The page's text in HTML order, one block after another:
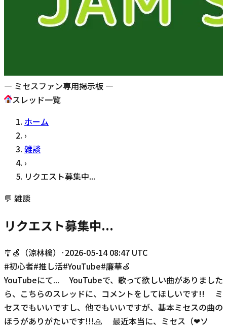
— ミセスファン専用掲示板 —
スレッド一覧
ホーム
›
雑談
›
リクエスト募集中...
💬 雑談
リクエスト募集中...
🎐🍏（涼林檎） ·2026-05-14 08:47 UTC
#初心者#推し活#YouTube#廉華🍏
YouTubeにて... YouTubeで、歌って欲しい曲がありました
ら、こちらのスレッドに、コメントをしてほしいです!! ミ
セスでもいいですし、他でもいいですが、基本ミセスの曲の
ほうがありがたいです!!!🙏 最近本当に、ミセス（❤ソ